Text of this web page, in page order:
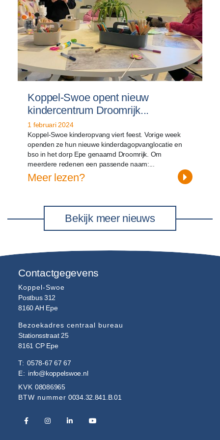
Koppel-Swoe opent nieuw
kindercentrum Droomrijk...
1 februari 2024
Koppel-Swoe kinderopvang viert feest. Vorige week
openden ze hun nieuwe kinderdagopvanglocatie en
bso in het dorp Epe genaamd Droomrijk. Om
meerdere redenen een passende naam:...
Meer lezen?
Bekijk meer nieuws
Contactgegevens
Koppel-Swoe
Postbus 312
8160 AH Epe
Bezoekadres centraal bureau
Stationsstraat 25
8161 CP Epe
T:0578-67 67 67
E: info@koppelswoe.nl
KVK 08086965
BTW nummer 0034.32.841.B.01